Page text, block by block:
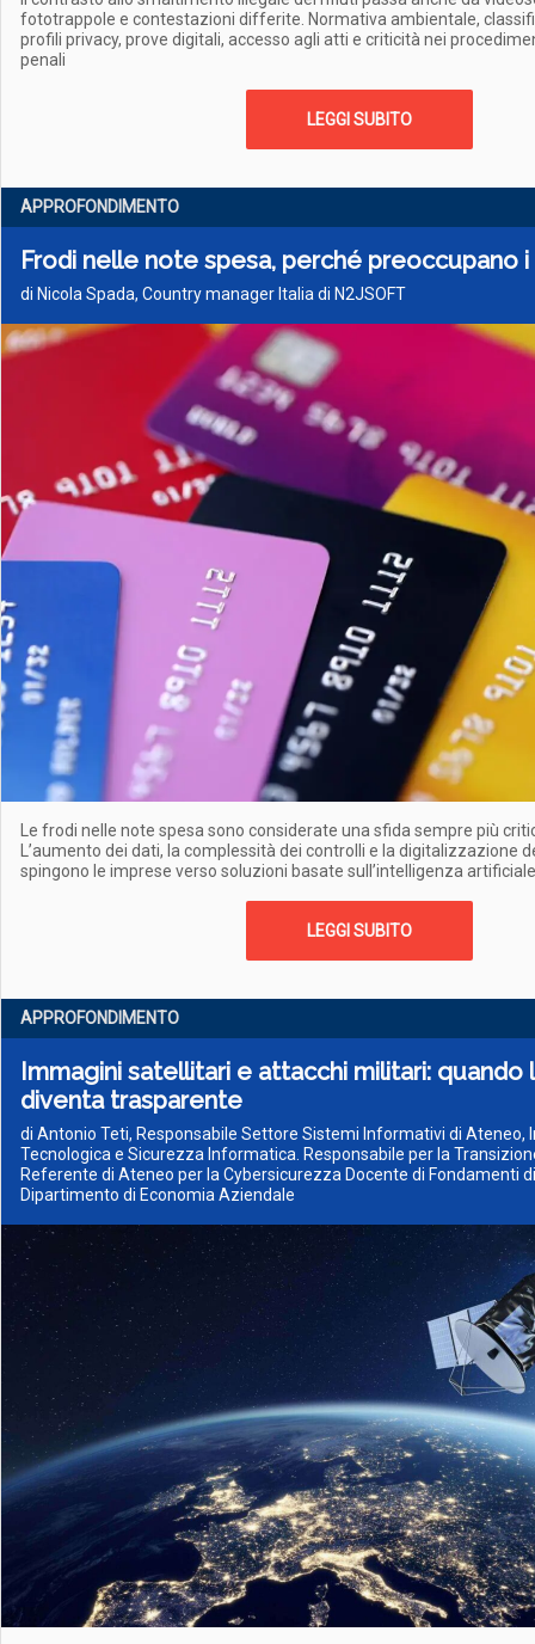
fototrappole e contestazioni differite. Normativa ambientale,
profili privacy, prove digitali, accesso agli atti e criticità nei
penali
LEGGI SUBITO
APPROFONDIMENTO
Frodi nelle note spesa, perché preoccupano
di Nicola Spada, Country manager Italia di N2JSOFT
Le frodi nelle note spesa sono considerate una sfida sempre più
L’aumento dei dati, la complessità dei controlli e la digitalizzazione
spingono le imprese verso soluzioni basate sull’intelligenza artificiale
LEGGI SUBITO
APPROFONDIMENTO
Immagini satellitari e attacchi militari: quando
diventa trasparente
di Antonio Teti, Responsabile Settore Sistemi Informativi di Ateneo,
Tecnologica e Sicurezza Informatica. Responsabile per la
Referente di Ateneo per la Cybersicurezza Docente di Fondamenti
Dipartimento di Economia Aziendale